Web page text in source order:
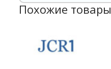
Похожие товары